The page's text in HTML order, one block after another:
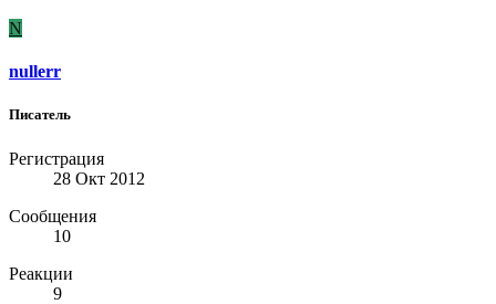
N
nullerr
Писатель
Регистрация
28 Окт 2012
Сообщения
10
Реакции
9